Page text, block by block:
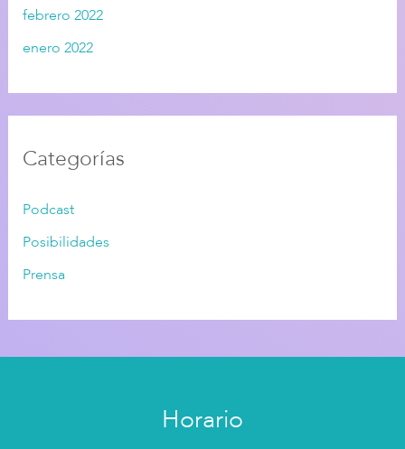
febrero 2022
enero 2022
Categorías
Podcast
Posibilidades
Prensa
Horario